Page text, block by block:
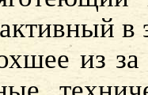
в
из за